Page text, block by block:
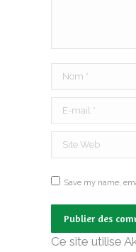
Nom *
E-mail *
Site Web
Save my name,
Publier des
Ce site utilise